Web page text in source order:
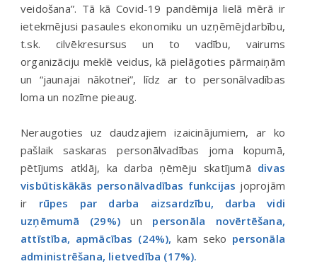
veidošana”. Tā kā Covid-19 pandēmija lielā mērā ir
ietekmējusi pasaules ekonomiku un uzņēmējdarbību,
t.sk. cilvēkresursus un to vadību, vairums
organizāciju meklē veidus, kā pielāgoties pārmaiņām
un “jaunajai nākotnei”, līdz ar to personālvadības
loma un nozīme pieaug.
Neraugoties uz daudzajiem izaicinājumiem, ar ko
pašlaik saskaras personālvadības joma kopumā,
pētījums atklāj, ka darba ņēmēju skatījumā divas
visbūtiskākās personālvadības funkcijas joprojām
ir rūpes par darba aizsardzību, darba vidi
uzņēmumā (29%) un personāla novērtēšana,
attīstība, apmācības (24%), kam seko personāla
administrēšana, lietvedība (17%).